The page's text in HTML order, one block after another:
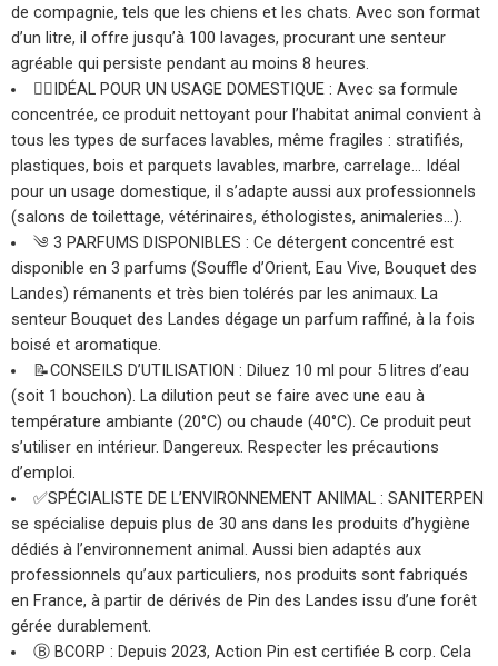
de compagnie, tels que les chiens et les chats. Avec son format
d’un litre, il offre jusqu’à 100 lavages, procurant une senteur
agréable qui persiste pendant au moins 8 heures.
🙋‍♂️IDÉAL POUR UN USAGE DOMESTIQUE : Avec sa formule
concentrée, ce produit nettoyant pour l’habitat animal convient à
tous les types de surfaces lavables, même fragiles : stratifiés,
plastiques, bois et parquets lavables, marbre, carrelage… Idéal
pour un usage domestique, il s’adapte aussi aux professionnels
(salons de toilettage, vétérinaires, éthologistes, animaleries…).
༄ 3 PARFUMS DISPONIBLES : Ce détergent concentré est
disponible en 3 parfums (Souffle d’Orient, Eau Vive, Bouquet des
Landes) rémanents et très bien tolérés par les animaux. La
senteur Bouquet des Landes dégage un parfum raffiné, à la fois
boisé et aromatique.
📝CONSEILS D’UTILISATION : Diluez 10 ml pour 5 litres d’eau
(soit 1 bouchon). La dilution peut se faire avec une eau à
température ambiante (20°C) ou chaude (40°C). Ce produit peut
s’utiliser en intérieur. Dangereux. Respecter les précautions
d’emploi.
✅SPÉCIALISTE DE L’ENVIRONNEMENT ANIMAL : SANITERPEN
se spécialise depuis plus de 30 ans dans les produits d’hygiène
dédiés à l’environnement animal. Aussi bien adaptés aux
professionnels qu’aux particuliers, nos produits sont fabriqués
en France, à partir de dérivés de Pin des Landes issu d’une forêt
gérée durablement.
Ⓑ BCORP : Depuis 2023, Action Pin est certifiée B corp. Cela